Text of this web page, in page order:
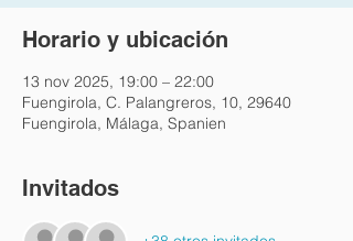
Horario y ubicación
13 nov 2025, 19:00 – 22:00
Fuengirola, C. Palangreros, 10, 29640
Fuengirola, Málaga, Spanien
Invitados